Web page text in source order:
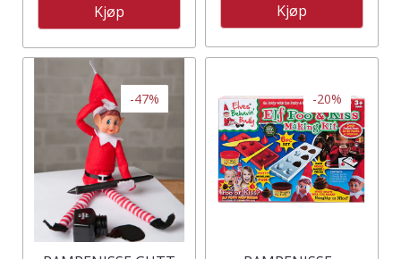
Kjøp
Kjøp
-47% -20%